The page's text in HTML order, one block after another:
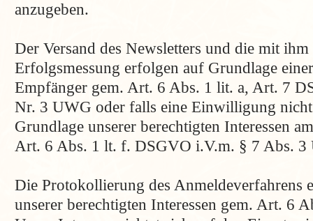
anzugeben.
Der Versand des Newsletters und die mit
Erfolgsmessung erfolgen auf Grundlage
Empfänger gem. Art. 6 Abs. 1 lit. a, Art. 7
Nr. 3 UWG oder falls eine Einwilligung
Grundlage unserer berechtigten Interessen
Art. 6 Abs. 1 lt. f. DSGVO i.V.m. § 7 Abs. 3
Die Protokollierung des Anmeldeverfahrens
unserer berechtigten Interessen gem. Art. 6